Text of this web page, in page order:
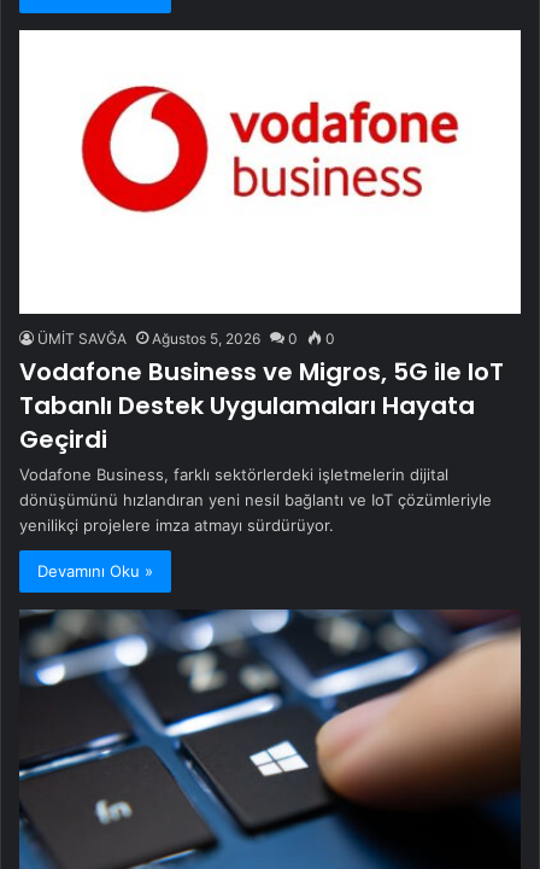
ÜMİT SAVĞA Ağustos 5, 2026 0 0
Vodafone Business ve Migros, 5G ile IoT
Tabanlı Destek Uygulamaları Hayata
Geçirdi
Vodafone Business, farklı sektörlerdeki işletmelerin dijital
dönüşümünü hızlandıran yeni nesil bağlantı ve IoT çözümleriyle
yenilikçi projelere imza atmayı sürdürüyor.
Devamını Oku »